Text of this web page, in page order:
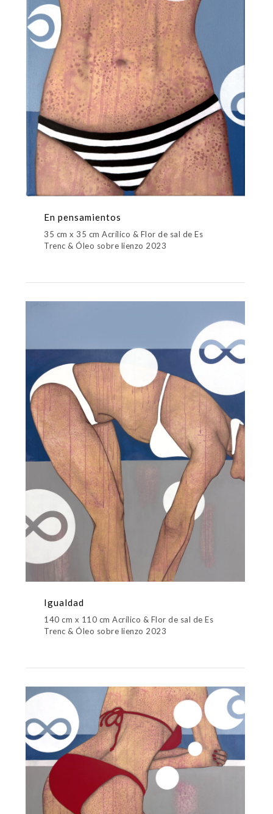
En pensamientos
35 cm x 35 cm Acrílico & Flor de sal de Es
Trenc & Óleo sobre lienzo 2023
Igualdad
140 cm x 110 cm Acrílico & Flor de sal de Es
Trenc & Óleo sobre lienzo 2023